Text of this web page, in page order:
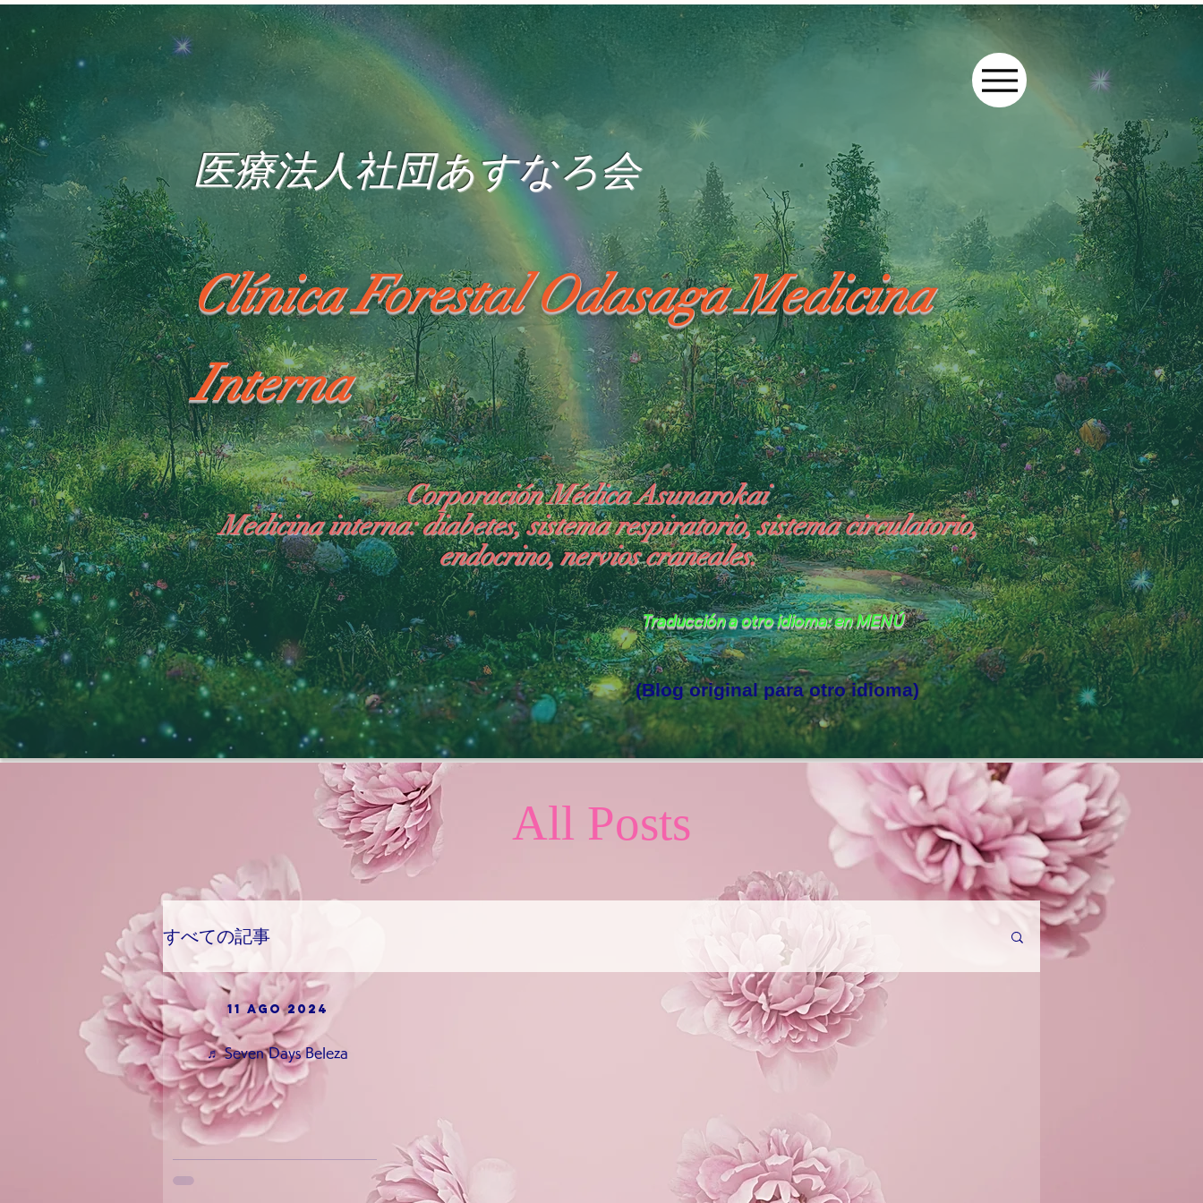
医療法人社団あすなろ会
Clínica Forestal Odasaga Medicina
Interna
Corporación Médica Asunarokai
Medicina interna: diabetes, sistema respiratorio, sistema circulatorio,
endocrino, nervios craneales.
Traducción a otro idioma: en MENÚ
"Los Cielos: Más allá del Universo: El Mundo Donde Reside el Dios de la Luz"
Especialista en medicina interna general
Atención médica sensible
sinestesia
(Blog original para otro idioma)
All Posts
すべての記事
♬ Seven Days Beleza
11 ago 2024